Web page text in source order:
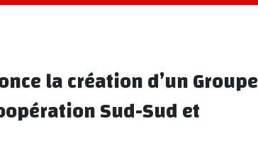
la création d’un Groupe
Sud-Sud et